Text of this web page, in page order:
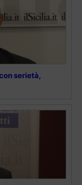
serietà,